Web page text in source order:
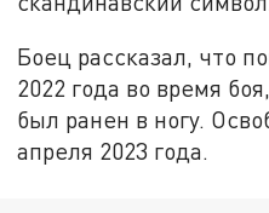
Боец рассказал, что
2022 года во время
был ранен в ногу.
апреля 2023 года.